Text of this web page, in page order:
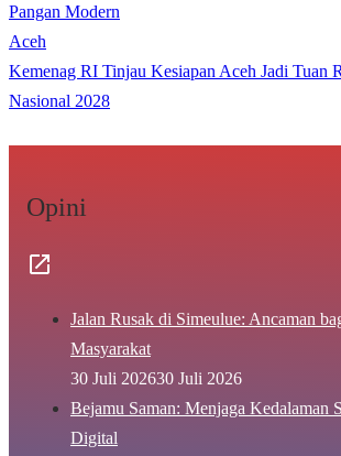
Pangan Modern
Aceh
Kemenag RI Tinjau Kesiapan Aceh Jadi Tuan
Nasional 2028
Opini
Jalan Rusak di Simeulue: Ancaman
Masyarakat
30 Juli 202630 Juli 2026
Bejamu Saman: Menjaga Kedalaman
Digital